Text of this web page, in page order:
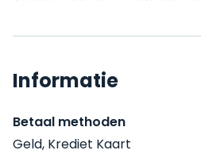
Informatie
Betaal methoden
Geld, Krediet Kaart